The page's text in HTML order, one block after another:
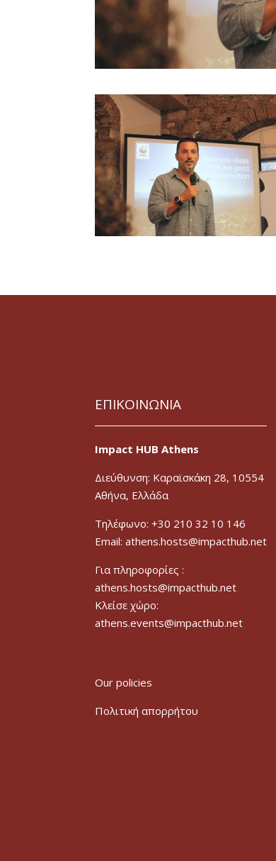
ΕΠΙΚΟΙΝΩΝΙΑ
Impact HUB Athens
Διεύθυνση: Καραϊσκάκη 28, 10554
Αθήνα, Ελλάδα
Τηλέφωνο: +30 210 32 10 146
Email: athens.hosts@impacthub.net
Για πληροφορίες :
athens.hosts@impacthub.net
Κλείσε χώρο:
athens.events@impacthub.net
Our policies
Πολιτική απορρήτου